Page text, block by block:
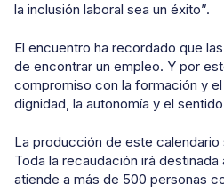
la inclusión laboral sea un éxito”.
El encuentro ha recordado que
de encontrar un empleo. Y por
compromiso con la formación y
dignidad, la autonomía y el
La producción de este
Toda la recaudación irá
atiende a más de 500 personas